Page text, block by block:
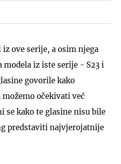
ove serije, a osim njega
iz iste serije - S23 i
govorile kako
očekivati već
se kako te glasine nisu bile
predstaviti najvjerojatnije